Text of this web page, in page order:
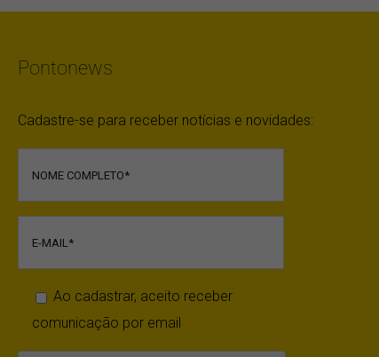
Pontonews
Cadastre-se para receber notícias e novidades:
Ao cadastrar, aceito receber
comunicação por email